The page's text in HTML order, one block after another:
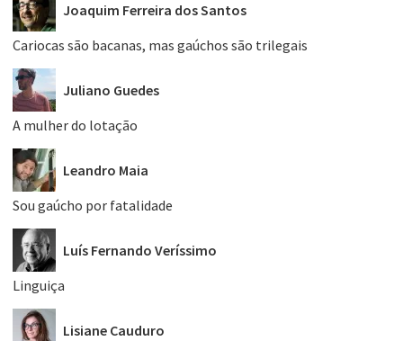
Joaquim Ferreira dos Santos
Cariocas são bacanas, mas gaúchos são trilegais
Juliano Guedes
A mulher do lotação
Leandro Maia
Sou gaúcho por fatalidade
Luís Fernando Veríssimo
Linguiça
Lisiane Cauduro